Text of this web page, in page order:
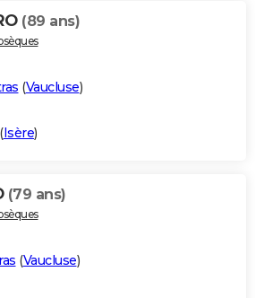
(89 ans)
(Vaucluse)
(Isère)
(79 ans)
(Vaucluse)